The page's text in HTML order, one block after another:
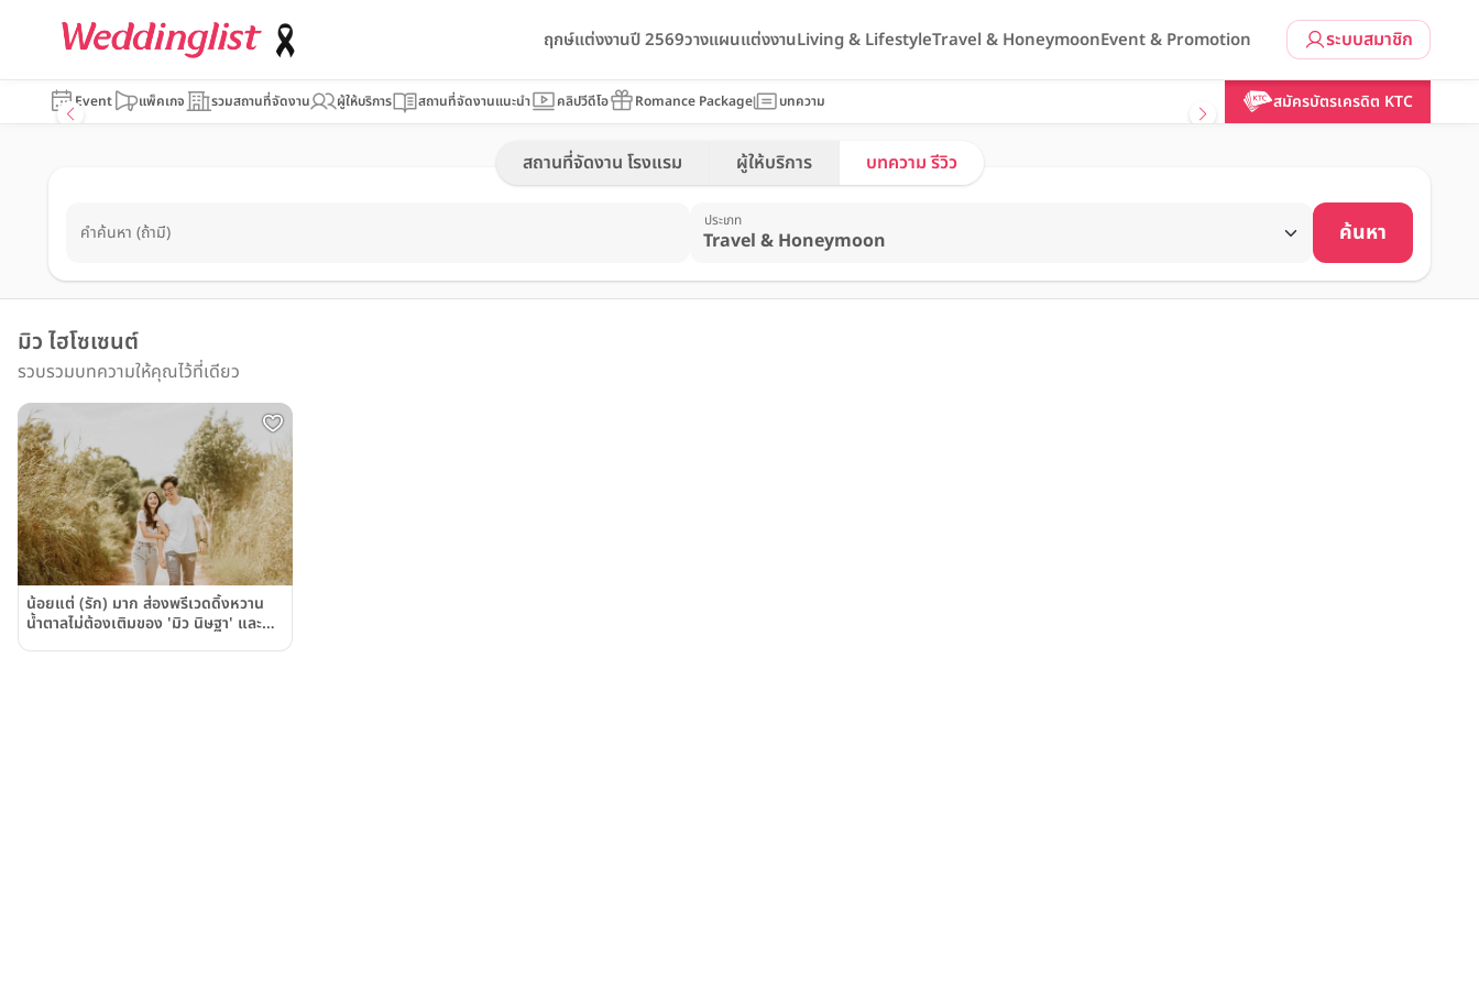
ระบบสมาชิก
ฤกษ์แต่งงานปี 2569วางแผนแต่งงานLiving & LifestyleTravel & HoneymoonEvent & Promotion
Event แพ็คเกจ รวมสถานที่จัดงาน ผู้ให้บริการ สถานที่จัดงานแนะนำ คลิปวีดีโอ Romance Package บทความ สมัครบัตรเครดิต KTC
สถานที่จัดงาน โรงแรม ผู้ให้บริการ บทความ รีวิว
คำค้นหา (ถ้ามี)
ประเภท ค้นหา
มิว ไฮโซเซนต์
รวบรวมบทความให้คุณไว้ที่เดียว
น้อยแต่ (รัก) มาก ส่องพรีเวดดิ้งหวาน
น้ำตาลไม่ต้องเติมของ 'มิว นิษฐา' และ